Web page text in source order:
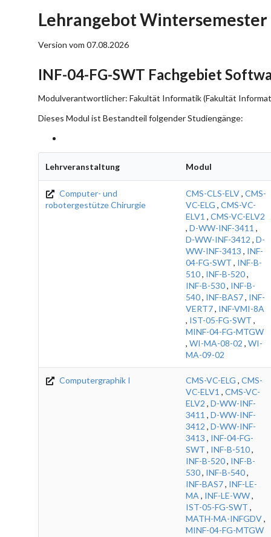
Lehrangebot Wintersemester
Version vom 07.08.2026
INF-04-FG-SWT Fachgebiet
Modulverantwortlicher: Fakultät Informatik (Fakultät
Dieses Modul ist Bestandteil folgender Studiengänge:
Lehrveranstaltung Modul
Computer- und
robotergestütze Chirurgie
CMS-CLS-ELV, CMS-
VC-ELG , CMS-VC-
ELV1 , CMS-VC-ELV2
, D-WW-INF-3411 ,
D-WW-INF-3412 , D-
WW-INF-3413 , INF-
04-FG-SWT , INF-B-
510, INF-B-520,
INF-B-530, INF-B-
540, INF-BAS7, INF-
VERT7, INF-VMI-8A
, IST-05-FG-SWT ,
MINF-04-FG-MTGW
, WI-MA-08-02 , WI-
MA-09-02
Computergraphik I CMS-VC-ELG , CMS-
VC-ELV1 , CMS-VC-
ELV2 , D-WW-INF-
3411 , D-WW-INF-
3412 , D-WW-INF-
3413 , INF-04-FG-
SWT , INF-B-510,
INF-B-520, INF-B-
530, INF-B-540,
INF-BAS7, INF-LE-
MA , INF-LE-WW,
IST-05-FG-SWT ,
MATH-MA-INFGDV,
MINF-04-FG-MTGW